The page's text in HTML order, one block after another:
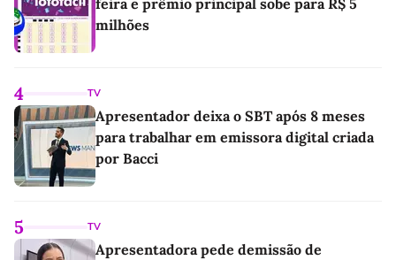
feira e prêmio principal sobe para R$ 5
milhões
4 TV
Apresentador deixa o SBT após 8 meses
para trabalhar em emissora digital criada
por Bacci
5 TV
Apresentadora pede demissão de